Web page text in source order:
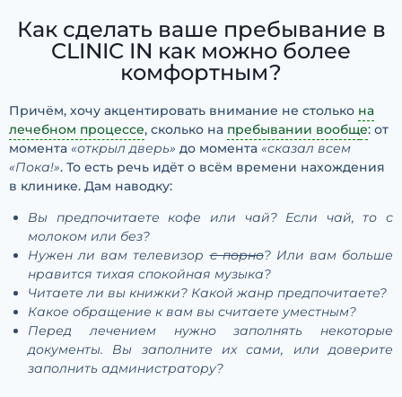
Как сделать ваше пребывание в
CLINIC IN как можно более
комфортным?
Причём, хочу акцентировать внимание не столько на
лечебном процессе, сколько на пребывании вообще: от
момента «открыл дверь» до момента «сказал всем
«Пока!». То есть речь идёт о всём времени нахождения
в клинике. Дам наводку:
Вы предпочитаете кофе или чай? Если чай, то с
молоком или без?
Нужен ли вам телевизорс порно? Или вам больше
нравится тихая спокойная музыка?
Читаете ли вы книжки? Какой жанр предпочитаете?
Какое обращение к вам вы считаете уместным?
Перед лечением нужно заполнять некоторые
документы. Вы заполните их сами, или доверите
заполнить администратору?